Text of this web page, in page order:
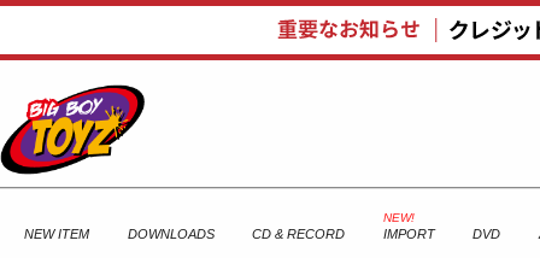
NEW ITEM DOWNLOADS CD & RECORD IMPORT DVD